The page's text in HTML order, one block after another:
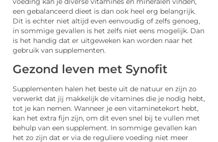
voeding kan je diverse vitamines en mineralen vinden,
een gebalanceerd dieet is dan ook heel erg belangrijk.
Dit is echter niet altijd even eenvoudig of zelfs genoeg,
in sommige gevallen is het zelfs niet eens mogelijk. Dan
is het handig dat er uitgeweken kan worden naar het
gebruik van supplementen.
Gezond leven met Synofit
Supplementen halen het beste uit de natuur en zijn zo
verwerkt dat jij makkelijk de vitamines die je nodig hebt,
tot je kan nemen. Wanneer je een vitaminetekort hebt,
kan het extra fijn zijn, om dit even snel bij te vullen met
behulp van een supplement. In sommige gevallen kan
het zo zijn dat er via de reguliere voeding niet meer